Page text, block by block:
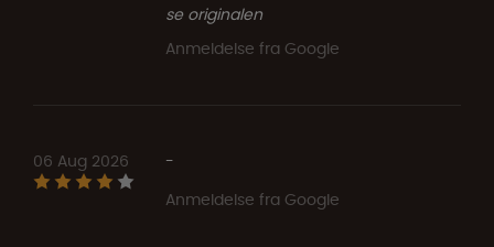
se originalen
Anmeldelse fra Google
06 Aug 2026
-
Anmeldelse fra Google